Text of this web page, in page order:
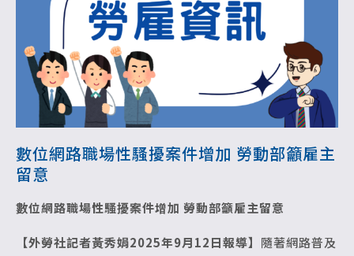
數位網路職場性騷擾案件增加 勞動部籲雇主
留意
數位網路職場性騷擾案件增加 勞動部籲雇主留意
【外勞社記者黃秀娟2025年9月12日報導】 隨著網路普及